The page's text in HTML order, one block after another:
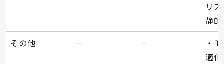
リ
静
その他
－ －
・
適